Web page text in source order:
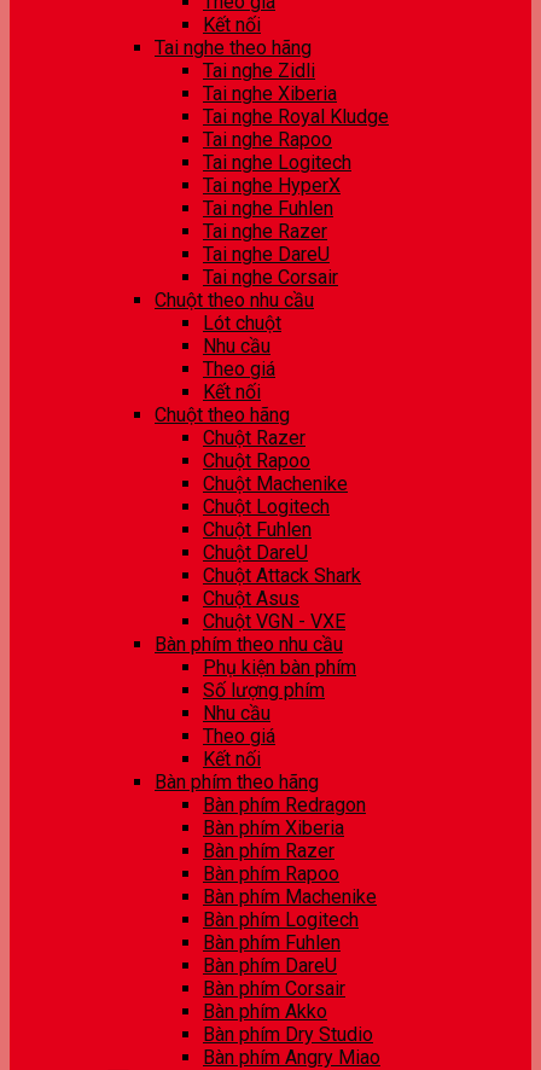
Kết nối
Tai nghe theo hãng
Tai nghe Zidli
Tai nghe Xiberia
Tai nghe Royal Kludge
Tai nghe Rapoo
Tai nghe Logitech
Tai nghe HyperX
Tai nghe Fuhlen
Tai nghe Razer
Tai nghe DareU
Tai nghe Corsair
Chuột theo nhu cầu
Lót chuột
Nhu cầu
Theo giá
Kết nối
Chuột theo hãng
Chuột Razer
Chuột Rapoo
Chuột Machenike
Chuột Logitech
Chuột Fuhlen
Chuột DareU
Chuột Attack Shark
Chuột Asus
Chuột VGN - VXE
Bàn phím theo nhu cầu
Phụ kiện bàn phím
Số lượng phím
Nhu cầu
Theo giá
Kết nối
Bàn phím theo hãng
Bàn phím Redragon
Bàn phím Xiberia
Bàn phím Razer
Bàn phím Rapoo
Bàn phím Machenike
Bàn phím Logitech
Bàn phím Fuhlen
Bàn phím DareU
Bàn phím Corsair
Bàn phím Akko
Bàn phím Dry Studio
Bàn phím Angry Miao